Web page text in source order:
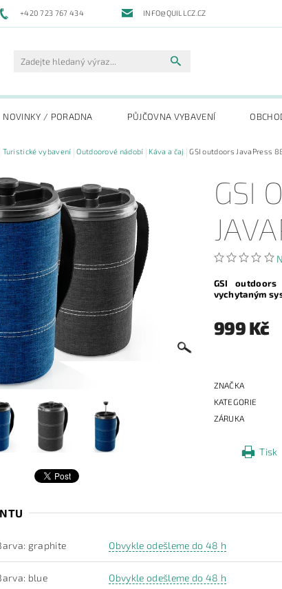
+420 723 767 434 INFO@QUILLCZ.CZ
NOVINKY / PORADNA PŮJČOVNA VYBAVENÍ
Turistické vybavení Outdoorové nádobí Káva a čaj GSI outdoors JavaPress
GSI
GSI
vychytaným
999 Kč
ZNAČKA
KATEGORIE
ZÁRUKA
Tisk
graphite Obvykle odešleme do 48 h
blue Obvykle odešleme do 48 h